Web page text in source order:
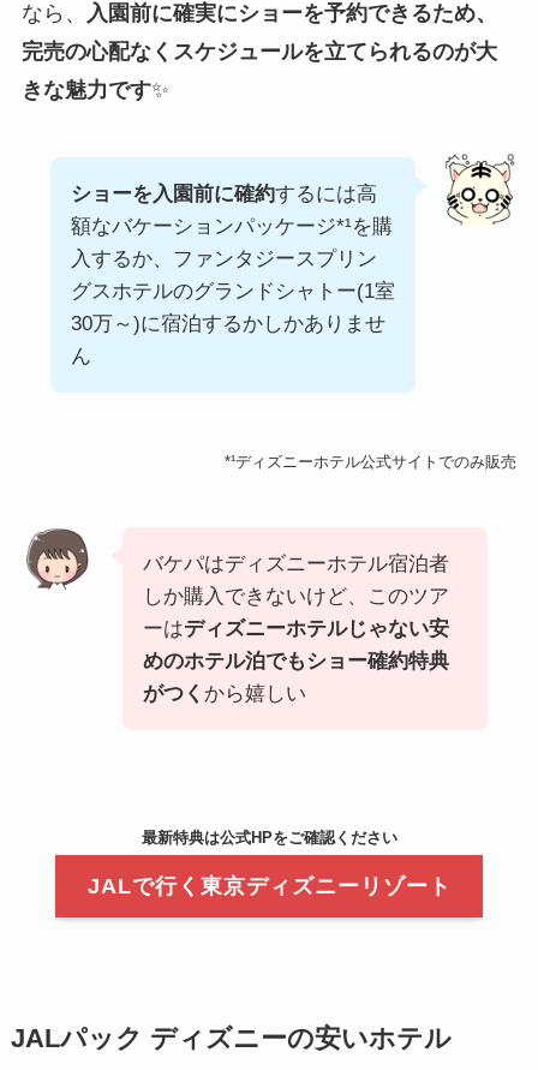
なら、
入園前に確実にショーを予約できるため、
完売の心配なくスケジュールを立てられるのが大
きな魅力です✨
ショーを入園前に確約するには高
額なバケーションパッケージ*¹を購
入するか、ファンタジースプリン
グスホテルのグランドシャトー(1室
30万～)に宿泊するかしかありませ
ん
*¹ディズニーホテル公式サイトでのみ販売
バケパはディズニーホテル宿泊者
しか購入できないけど、このツア
ーはディズニーホテルじゃない安
めのホテル泊でもショー確約特典
がつく から嬉しい
最新特典は公式HPをご確認ください
JALで行く東京ディズニーリゾート
JALパック ディズニーの安いホテル